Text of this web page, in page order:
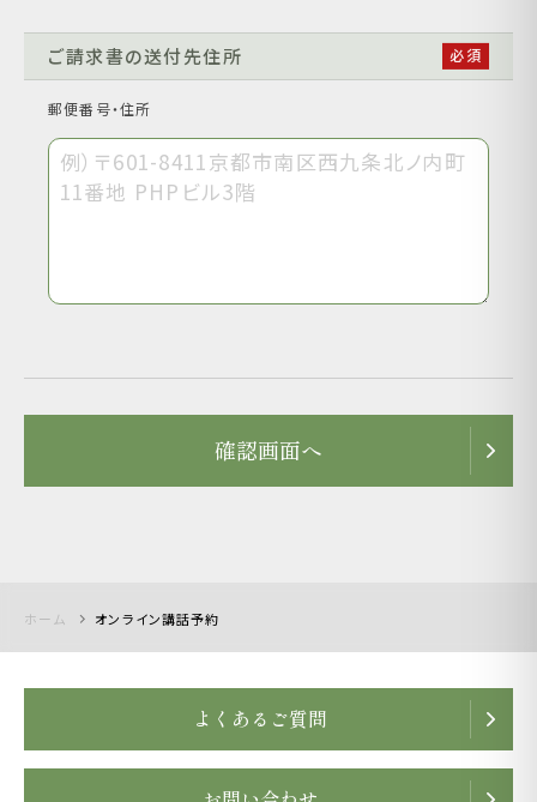
ご請求書の送付先住所
郵便番号・住所
確認画面へ
ホーム オンライン講話予約
よくあるご質問